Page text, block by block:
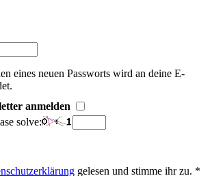
eines neuen Passworts wird an deine E-
anmelden
solve:
gelesen und stimme ihr zu. *